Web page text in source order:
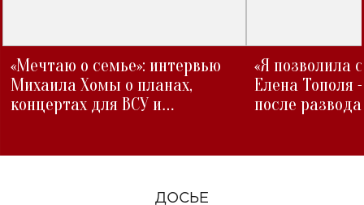
«Мечтаю о семье»: интервью
Михаила Хомы о планах,
концертах для ВСУ и
«Я позволила
Елена Тополя
после развода
ДОСЬЕ